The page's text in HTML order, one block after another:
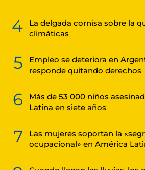
4
La delgada cornisa sobre la
climáticas
5
Empleo se deteriora en
responde quitando derechos
6
Más de 53 000 niños
Latina en siete años
7
Las mujeres soportan la
ocupacional» en América